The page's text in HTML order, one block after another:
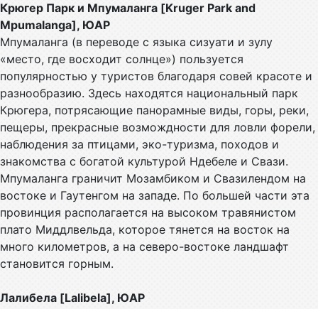
Крюгер Парк и Мпумаланга [Kruger Park and
Mpumalanga], ЮАР
Мпумаланга (в переводе с языка сизуати и зулу
«место, где восходит солнце») пользуется
популярностью у туристов благодаря совей красоте и
разнообразию. Здесь находятся национальный парк
Крюгера, потрясающие панорамные виды, горы, реки,
пещеры, прекрасные возмождности для ловли форели,
наблюдения за птицами, эко-туризма, походов и
знакомства с богатой культурой Ндебеле и Свази.
Мпумаланга граничит Мозамбиком и Свазилендом на
востоке и Гаутенгом на западе. По большей части эта
провинция располагается на высоком травянистом
плато Миддлвельда, которое тянется на восток на
много километров, а на северо-востоке ландшафт
становится горным.
Лалибела [Lalibela], ЮАР